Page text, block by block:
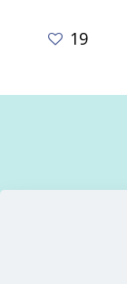
19